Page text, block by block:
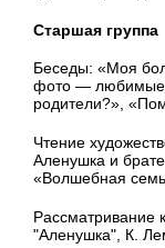
Старшая группа
Беседы: «Моя
фото — любимые
родители?»,
Чтение
Аленушка и
«Волшебная
Рассматривание
"Аленушка", К.